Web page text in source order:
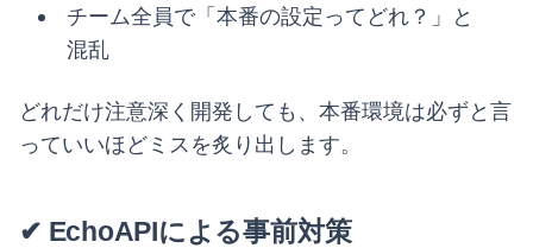
チーム全員で「本番の設定ってどれ？」と
混乱
どれだけ注意深く開発しても、本番環境は必ずと言
っていいほどミスを炙り出します。
✔ EchoAPIによる事前対策